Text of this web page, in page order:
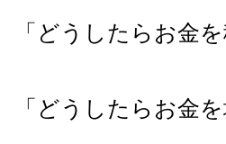
「どうしたらお金を
「どうしたらお金